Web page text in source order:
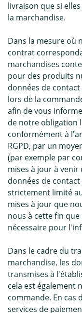
livraison que si
la marchandise.
Dans la mesure où
contrat
marchandises
pour des produits
données de
lors de la
afin de vous
de notre obligation
conformément à
RGPD, par un
(par exemple par
mises à jour à venir
données de
strictement limité
mises à jour que
nous à cette fin
nécessaire pour
Dans le cadre du
marchandise, les
transmises à
cela est également
commande. En cas
services de